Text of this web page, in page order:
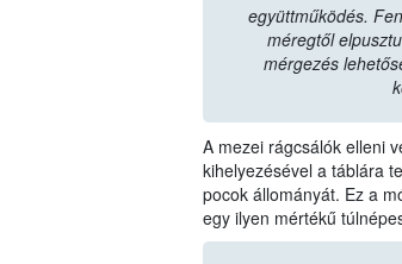
együttműködés.
méregtől
mérgezés
A mezei rágcsálók elleni
kihelyezésével a táblára
pocok állományát. Ez a
egy ilyen mértékű